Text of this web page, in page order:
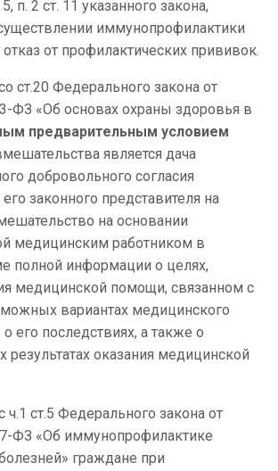
п. 2 ст. 11 указанного закона,
иммунопрофилактики
от профилактических прививок.
ст.20 Федерального закона от
ФЗ «Об основах охраны здоровья в
предварительным условием
является дача
добровольного согласия
законного представителя на
на основании
медицинским работником в
полной информации о целях,
медицинской помощи, связанном с
вариантах медицинского
его последствиях, а также о
результатах оказания медицинской
ч.1 ст.5 Федерального закона от
ФЗ «Об иммунопрофилактике
граждане при